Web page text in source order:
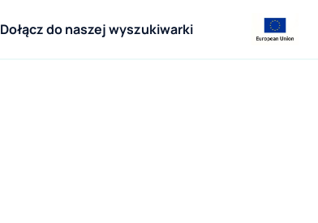
Dołącz do naszej wyszukiwarki